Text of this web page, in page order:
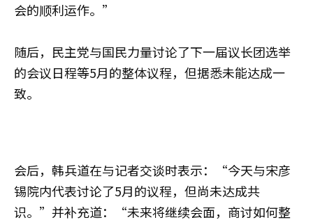
会的顺利运作。”
随后，民主党与国民力量讨论了下一届议长团选举
的会议日程等5月的整体议程，但据悉未能达成一
致。
会后，韩兵道在与记者交谈时表示：“今天与宋彦
锡院内代表讨论了5月的议程，但尚未达成共
识。”并补充道：“未来将继续会面，商讨如何整